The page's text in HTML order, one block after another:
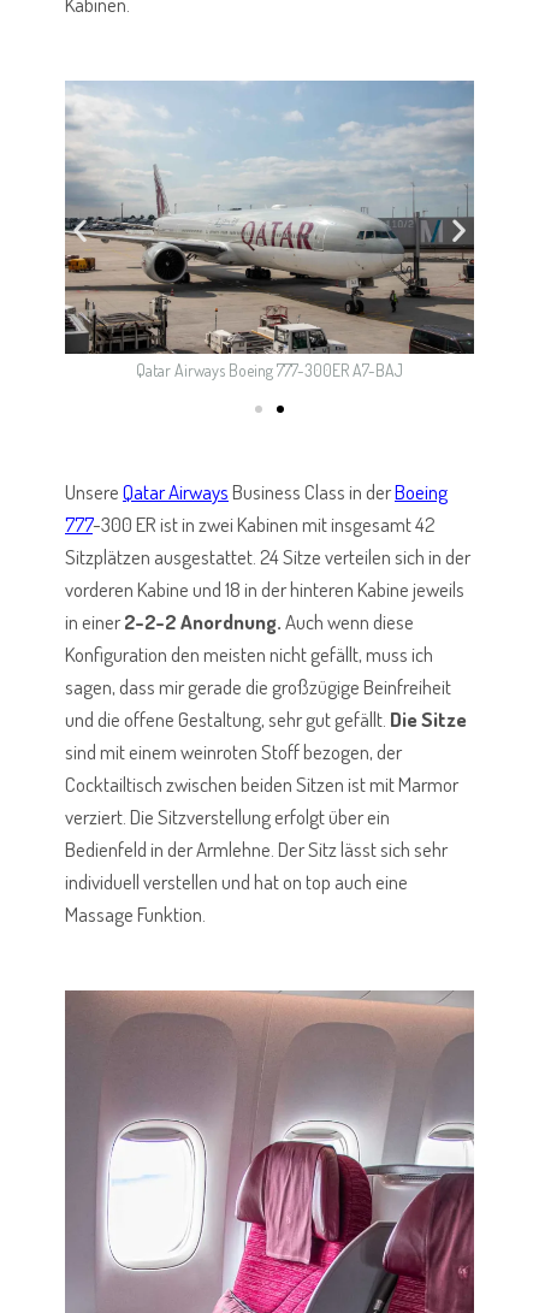
Qatar Airways Boeing 777-300ER A7-BAJ
UnsereQatar AirwaysBusiness Class in derBoeing
777-300 ER ist in zwei Kabinen mit insgesamt 42
Sitzplätzen ausgestattet. 24 Sitze verteilen sich in der
vorderenKabine und 18 in der hinteren Kabine jeweils
in einer2-2-2 Anordnung.Auch wenn diese
Konfiguration den meisten nicht gefällt, muss ich
sagen, dass mir gerade die großzügige Beinfreiheit
und die offene Gestaltung, sehr gut gefällt. Die Sitze
sind mit einem weinroten Stoff bezogen, der
Cocktailtisch zwischen beiden Sitzen ist mit Marmor
verziert. Die Sitzverstellung erfolgt über ein
Bedienfeld in der Armlehne. Der Sitz lässt sich sehr
individuell verstellen und hat on top auch eine
Massage Funktion.